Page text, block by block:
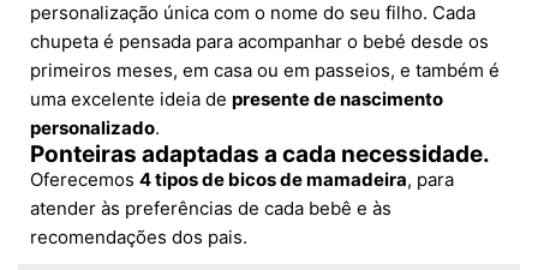
personalização única com o nome do seu filho. Cada
chupeta é pensada para acompanhar o bebé desde os
primeiros meses, em casa ou em passeios, e também é
uma excelente ideia de presente de nascimento
personalizado.
Ponteiras adaptadas a cada necessidade.
Oferecemos 4 tipos de bicos de mamadeira, para
atender às preferências de cada bebê e às
recomendações dos pais.